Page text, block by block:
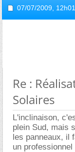
07/07/2009, 12h01
Re :
Solaires
L'inclinaison,
plein Sud, mais
les panneaux, il
un